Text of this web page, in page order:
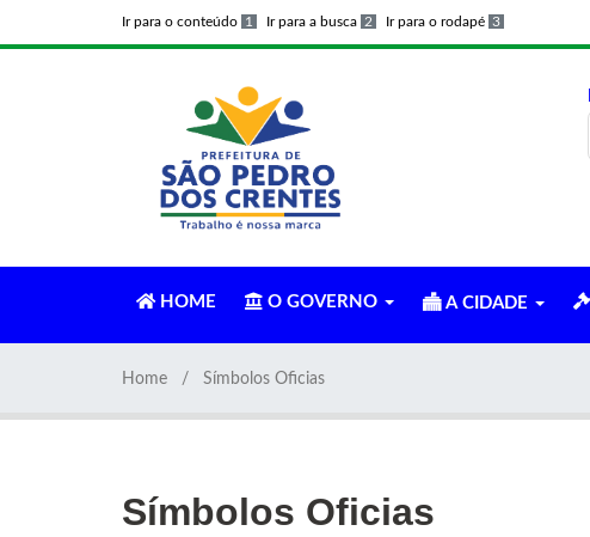
Ir para o conteúdo 1 Ir para a busca 2 Ir para o rodapé 3
HOME O GOVERNO A CIDADE
Home Símbolos Oficias
Símbolos Oficias